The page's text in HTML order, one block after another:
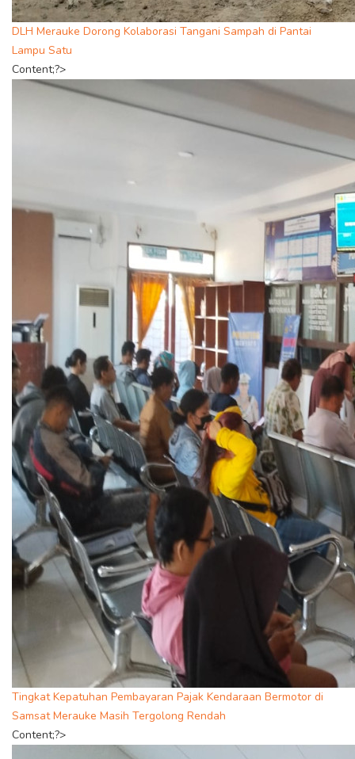
DLH Merauke Dorong Kolaborasi Tangani Sampah di Pantai
Lampu Satu
Content;?>
Tingkat Kepatuhan Pembayaran Pajak Kendaraan Bermotor di
Samsat Merauke Masih Tergolong Rendah
Content;?>